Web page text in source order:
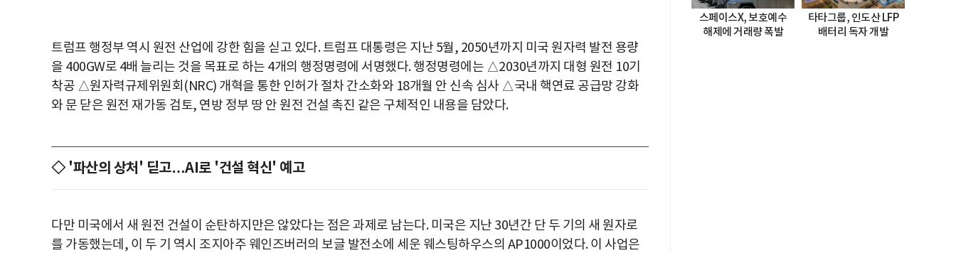
트럼프 행정부 역시 원전 산업에 강한 힘을 싣고 있다. 트럼프 대통령은 지난 5월, 2050년까지 미국 원자력 발전 용량
을 400GW로 4배 늘리는 것을 목표로 하는 4개의 행정명령에 서명했다. 행정명령에는 △2030년까지 대형 원전 10기
착공 △원자력규제위원회(NRC) 개혁을 통한 인허가 절차 간소화와 18개월 안 신속 심사 △국내 핵연료 공급망 강화
와 문 닫은 원전 재가동 검토, 연방 정부 땅 안 원전 건설 촉진 같은 구체적인 내용을 담았다.
◇ '파산의 상처' 딛고…AI로 '건설 혁신' 예고
다만 미국에서 새 원전 건설이 순탄하지만은 않았다는 점은 과제로 남는다. 미국은 지난 30년간 단 두 기의 새 원자로
를 가동했는데, 이 두 기 역시 조지아주 웨인즈버러의 보글 발전소에 세운 웨스팅하우스의 AP1000이었다. 이 사업은
스페이스X, 보호예수
해제에 거래량 폭발
타타그룹, 인도산 LFP
배터리 독자 개발